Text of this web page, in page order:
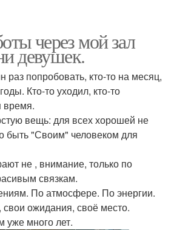
через мой зал
девушек.
раз попробовать, кто-то на месяц,
Кто-то уходил, кто-то
время.
вещь: для всех хорошей не
быть "Своим" человеком для
не , внимание, только по
связкам.
По атмосфере. По энергии.
свои ожидания, своё место.
уже много лет.